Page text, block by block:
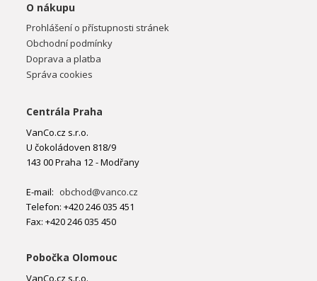
O nákupu
Prohlášení o přístupnosti stránek
Obchodní podmínky
Doprava a platba
Správa cookies
Centrála Praha
VanCo.cz s.r.o.
U čokoládoven 818/9
143 00 Praha 12 - Modřany
E-mail: obchod@vanco.cz
Telefon: +420 246 035 451
Fax: +420 246 035 450
Pobočka Olomouc